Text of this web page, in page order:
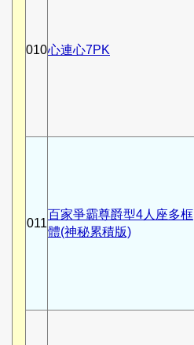
010心連心7PK
011
百家爭霸尊爵型4人座多框
體(神秘累積版)